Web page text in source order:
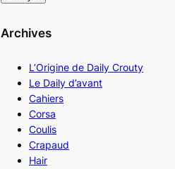
Archives
L’Origine de Daily Crouty
Le Daily d’avant
Cahiers
Corsa
Coulis
Crapaud
Hair